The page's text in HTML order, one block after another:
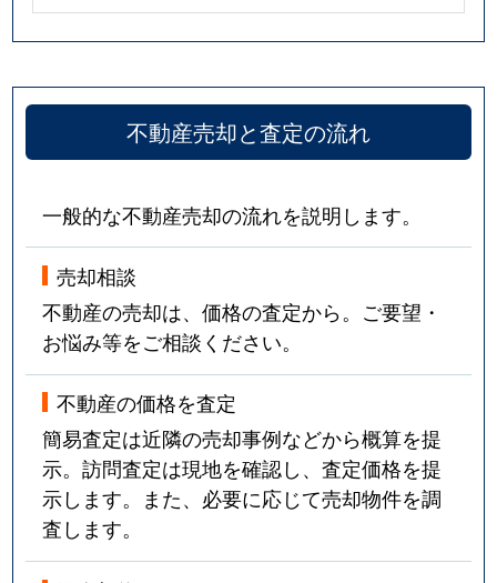
不動産売却と査定の流れ
一般的な不動産売却の流れを説明します。
売却相談
不動産の売却は、価格の査定から。ご要望・
お悩み等をご相談ください。
不動産の価格を査定
簡易査定は近隣の売却事例などから概算を提
示。訪問査定は現地を確認し、査定価格を提
示します。また、必要に応じて売却物件を調
査します。